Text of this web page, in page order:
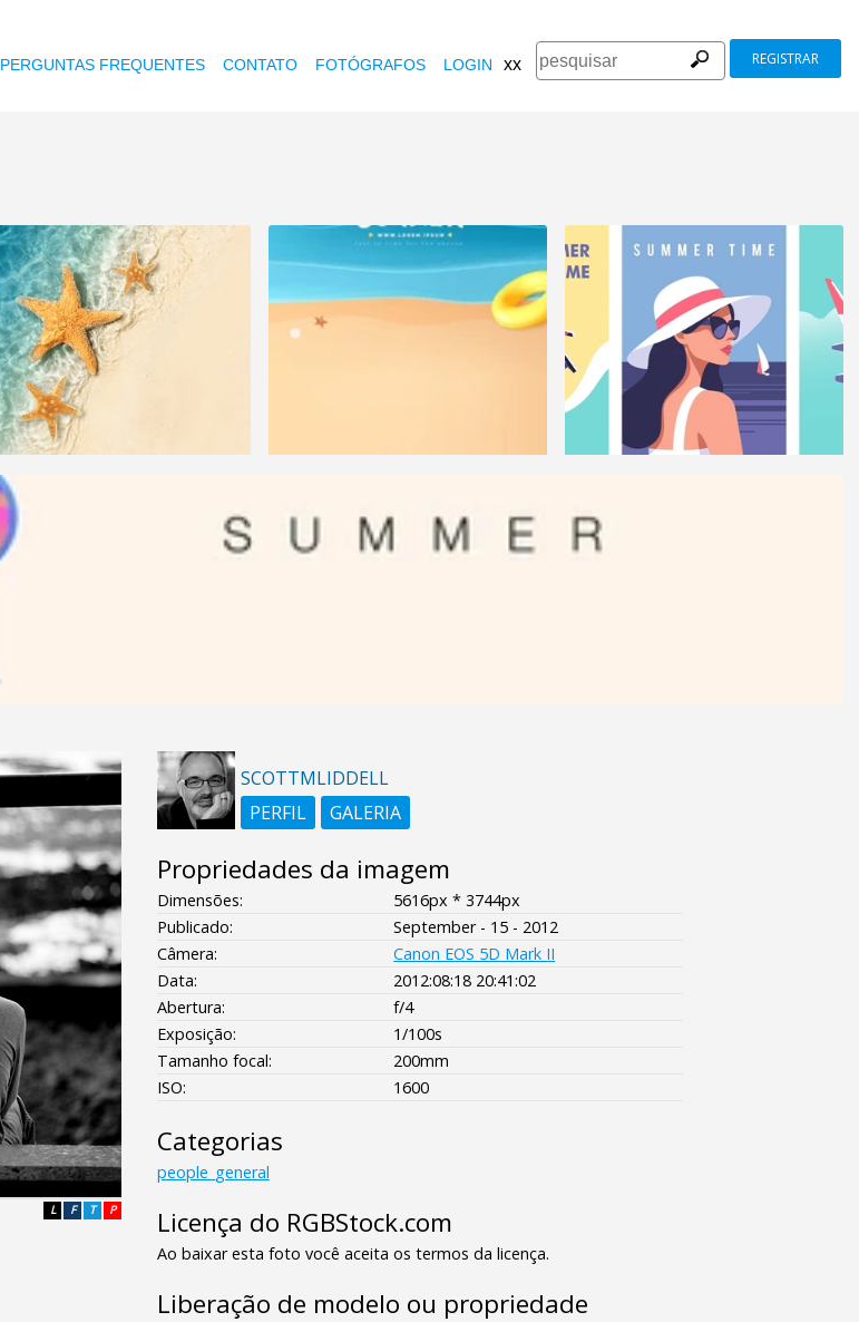
PERGUNTAS FREQUENTES CONTATO FOTÓGRAFOS LOGIN xx REGISTRAR
P
T
F
L
SCOTTMLIDDELL
PERFIL
GALERIA
Propriedades da imagem
Dimensões:
5616px * 3744px
Publicado:
September - 15 - 2012
Câmera:
Canon EOS 5D Mark II
Data:
2012:08:18 20:41:02
Abertura:
f/4
Exposição:
1/100s
Tamanho focal:
200mm
ISO:
1600
Categorias
people_general
Licença do RGBStock.com
Ao baixar esta foto você aceita os termos da licença.
Liberação de modelo ou propriedade